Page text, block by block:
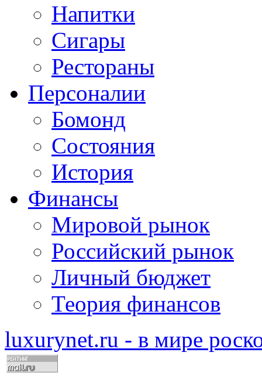
Напитки
Сигары
Рестораны
Персоналии
Бомонд
Состояния
История
Финансы
Мировой рынок
Российский рынок
Личный бюджет
Теория финансов
luxurynet.ru - в мире